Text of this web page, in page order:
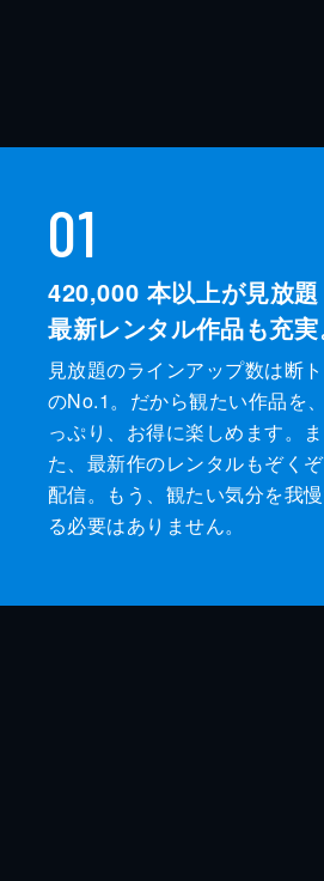
01
420,000 本以上が見放題
最新レンタル作品も充実
見放題のラインアップ数は断
のNo.1。だから観たい作品を
っぷり、お得に楽しめます。ま
た、最新作のレンタルもぞくぞ
配信。もう、観たい気分を我
る必要はありません。